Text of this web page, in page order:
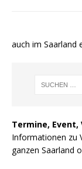
auch im Saarland
Termine, Event,
Informationen zu
ganzen Saarland